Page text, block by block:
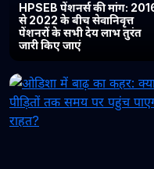
HPSEB पेंशनर्स की मांग:
से 2022 के बीच सेवानिवृत्त
पेंशनरों के सभी देय लाभ तुरंत
जारी किए जाएं